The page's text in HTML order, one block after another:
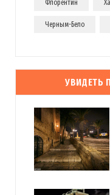
Флорентин
Черным-Бело
УВИДЕТЬ